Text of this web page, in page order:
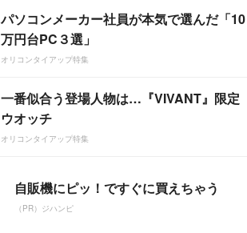
パソコンメーカー社員が本気で選んだ「10
万円台PC３選」
オリコンタイアップ特集
一番似合う登場人物は…『VIVANT』限定
ウオッチ
オリコンタイアップ特集
自販機にピッ！ですぐに買えちゃう
（PR）ジハンピ